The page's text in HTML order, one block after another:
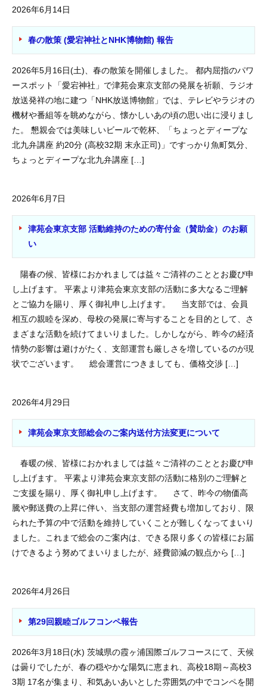
2026年6月14日
春の散策 (愛宕神社とNHK博物館) 報告
2026年5月16日(土)、春の散策を開催しました。 都内屈指のパワ
ースポット「愛宕神社」で津苑会東京支部の発展を祈願、ラジオ
放送発祥の地に建つ「NHK放送博物館」では、テレビやラジオの
機材や番組等を眺めながら、懐かしいあの頃の思い出に浸りまし
た。 懇親会では美味しいビールで乾杯、「ちょっとディープな
北九弁講座 約20分 (高校32期 末永正司)」ですっかり魚町気分、
ちょっとディープな北九弁講座 […]
2026年6月7日
津苑会東京支部 活動維持のための寄付金（賛助金）のお願
い
陽春の候、皆様におかれましては益々ご清祥のこととお慶び申
し上げます。 平素より津苑会東京支部の活動に多大なるご理解
とご協力を賜り、厚く御礼申し上げます。 当支部では、会員
相互の親睦を深め、母校の発展に寄与することを目的として、さ
まざまな活動を続けてまいりました。しかしながら、昨今の経済
情勢の影響は避けがたく、支部運営も厳しさを増しているのが現
状でございます。 総会運営につきましても、価格交渉 […]
2026年4月29日
津苑会東京支部総会のご案内送付方法変更について
春暖の候、皆様におかれましては益々ご清祥のこととお慶び申
し上げます。 平素より津苑会東京支部の活動に格別のご理解と
ご支援を賜り、厚く御礼申し上げます。 さて、昨今の物価高
騰や郵送費の上昇に伴い、当支部の運営経費も増加しており、限
られた予算の中で活動を維持していくことが難しくなってまいり
ました。これまで総会のご案内は、できる限り多くの皆様にお届
けできるよう努めてまいりましたが、経費節減の観点から […]
2026年4月26日
第29回親睦ゴルフコンペ報告
2026年3月18日(水) 茨城県の霞ヶ浦国際ゴルフコースにて、天候
は曇りでしたが、春の穏やかな陽気に恵まれ、高校18期～高校3
3期 17名が集まり、和気あいあいとした雰囲気の中でコンペを開